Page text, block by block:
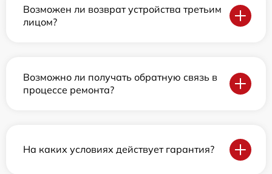
Возможен ли возврат устройства третьим
лицом?
Возможно ли получать обратную связь в
процессе ремонта?
На каких условиях действует гарантия?